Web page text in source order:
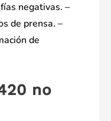
negativas. –
de prensa. –
de
no